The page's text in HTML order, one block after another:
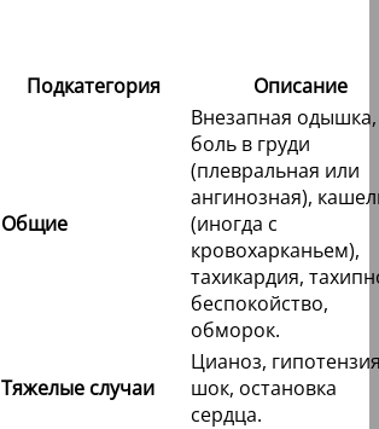
Подкатегория Описание
Общие
Внезапная одышка,
боль в груди
(плевральная или
ангинозная),
(иногда с
кровохарканьем),
тахикардия,
беспокойство,
обморок.
Тяжелые случаи
Цианоз,
шок, остановка
сердца.